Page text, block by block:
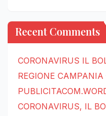
Recent Comments
CORONAVIRUS IL
REGIONE CAMPANIA
CORONAVIRUS, IL